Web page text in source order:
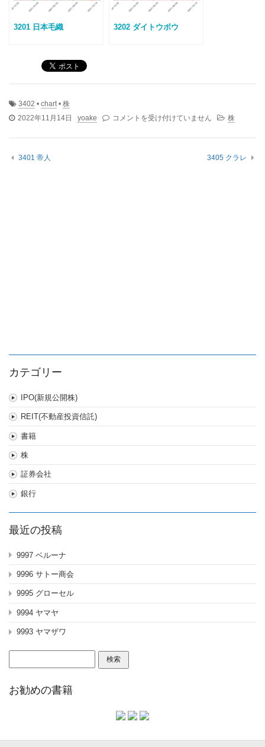
3201 日本毛織 3202 ダイトウボウ
3402 • chart • 株
2022年11月14日
yoake
3402
レ
コメントを受け付けていません 株
3401 帝人 3405 クラレ
カテゴリー
IPO(新規公開株)
REIT(不動産投資信託)
書籍
株
証券会社
銀行
最近の投稿
9997 ベルーナ
9996 サトー商会
9995 グローセル
9994 ヤマヤ
9993 ヤマザワ
索:
お勧めの書籍